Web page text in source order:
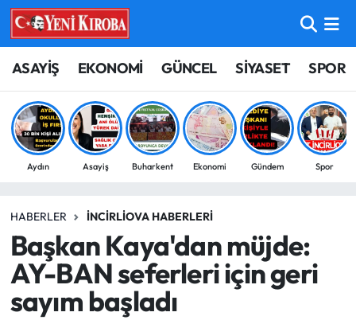
ASAYİŞ EKONOMİ GÜNCEL SİYASET SPOR
Aydın Asayiş Buharkent Ekonomi Gündem Spor
HABERLER İNCIRLIOVA HABERLERI
Başkan Kaya'dan müjde:
AY-BAN seferleri için geri
sayım başladı
ASAYİŞ
BİLİM-TEKNOLOJİ
ÇEVRE
EĞİTİM
EKONOMİ
GÜNCEL
Aydın Nöbetçi Eczaneler
Aydın Hava Durumu
Aydin Namaz Vakitleri
Süper Lig Puan Durumu ve Fikstür
Tüm Manşetler
Son Dakika Haberleri